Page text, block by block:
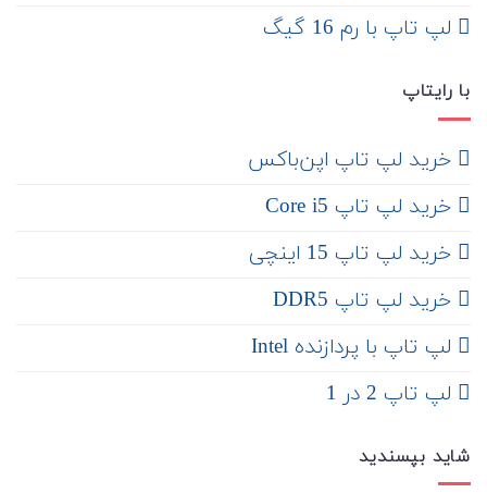
لپ تاپ با رم 16 گیگ
با رایتاپ
‌ خرید لپ تاپ اپن‌باکس
خرید لپ تاپ Core i5
‌‌ خرید لپ تاپ 15 اینچی
خرید لپ تاپ DDR5
لپ تاپ با پردازنده Intel
لپ تاپ 2 در 1
شاید بپسندید